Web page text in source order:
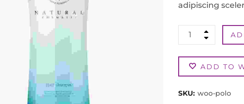
adipiscing
Polo
quantity
ADD TO
SKU: woo-polo